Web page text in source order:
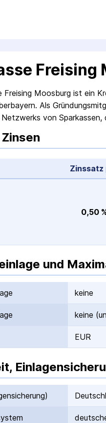
Freising
Freising Moosburg ist ein
Als
von Sparkassen,
Zinssatz
0,50
und
keine
keine
EUR